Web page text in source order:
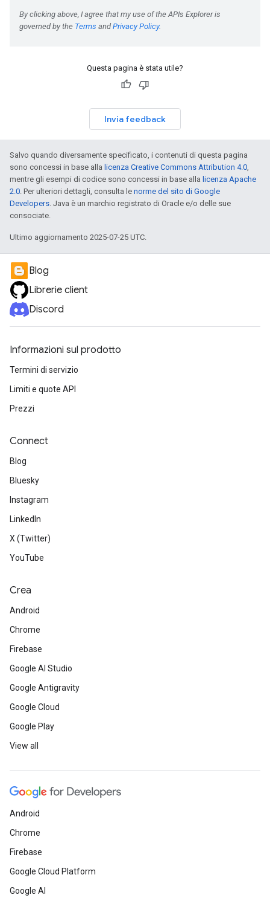
Questa pagina è stata utile?
Invia feedback
Salvo quando diversamente specificato, i contenuti di questa pagina
sono concessi in base alla licenza Creative Commons Attribution 4.0,
mentre gli esempi di codice sono concessi in base alla licenza Apache
2.0. Per ulteriori dettagli, consulta le norme del sito di Google
Developers. Java è un marchio registrato di Oracle e/o delle sue
consociate.
Ultimo aggiornamento 2025-07-25 UTC.
Blog
Librerie client
Discord
Informazioni sul prodotto
Termini di servizio
Limiti e quote API
Prezzi
Connect
Blog
Bluesky
Instagram
LinkedIn
X (Twitter)
YouTube
Crea
Android
Chrome
Firebase
Google AI Studio
Google Antigravity
Google Cloud
Google Play
View all
Android
Chrome
Firebase
Google Cloud Platform
Google AI